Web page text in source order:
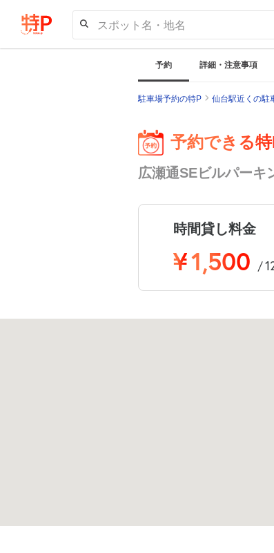
スポット名・地名
予約 詳細・注意事項
駐車場予約の特P 仙台駅近くの駐
予約できる
広瀬通SEビルパーキ
時間貸し料金
¥1,500 /